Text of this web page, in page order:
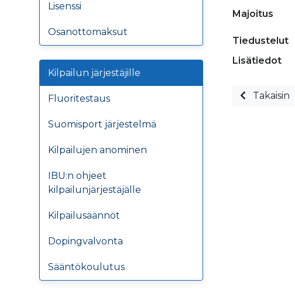
Lisenssi
Osanottomaksut
Kilpailun järjestäjille
Fluoritestaus
Suomisport järjestelmä
Kilpailujen anominen
IBU:n ohjeet
kilpailunjärjestäjälle
Kilpailusäännöt
Dopingvalvonta
Sääntökoulutus
Majoitus
Tiedustelut
Lisätiedot
Takaisin